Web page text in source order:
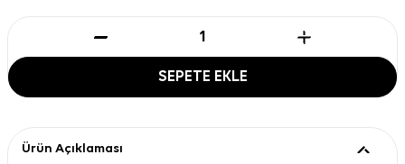
SEPETE EKLE
Ürün Açıklaması